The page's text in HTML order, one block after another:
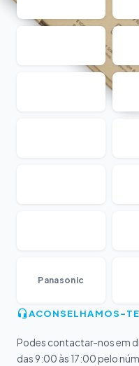
Panasonic
ACONSELHAMOS-
Podes contactar-nos em
das 9:00 às 17:00 pelo